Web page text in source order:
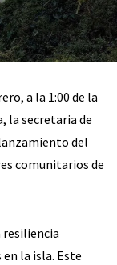
a la 1:00 de la
la secretaria de
del
comunitarios de
resiliencia
la isla. Este